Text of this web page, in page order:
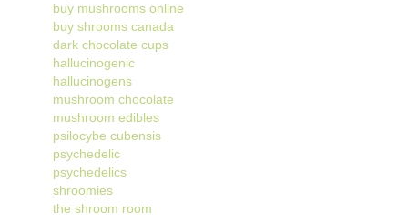
buy mushrooms online
buy shrooms canada
dark chocolate cups
hallucinogenic
hallucinogens
mushroom chocolate
mushroom edibles
psilocybe cubensis
psychedelic
psychedelics
shroomies
the shroom room